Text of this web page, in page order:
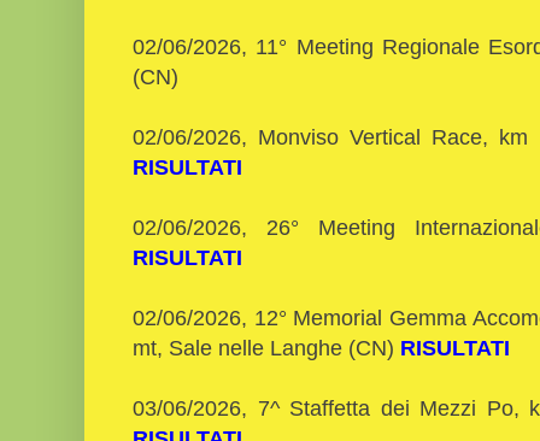
02/06/2026, 11° Meeting Regionale
(CN)
02/06/2026, Monviso Vertical Race,
RISULTATI
02/06/2026, 26° Meeting
RISULTATI
02/06/2026, 12° Memorial Gemma
mt, Sale nelle Langhe (CN) RISULTATI
03/06/2026, 7^ Staffetta dei Mezzi Po,